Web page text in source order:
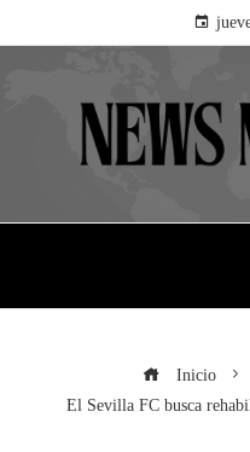
Inicio
El Sevilla FC busca